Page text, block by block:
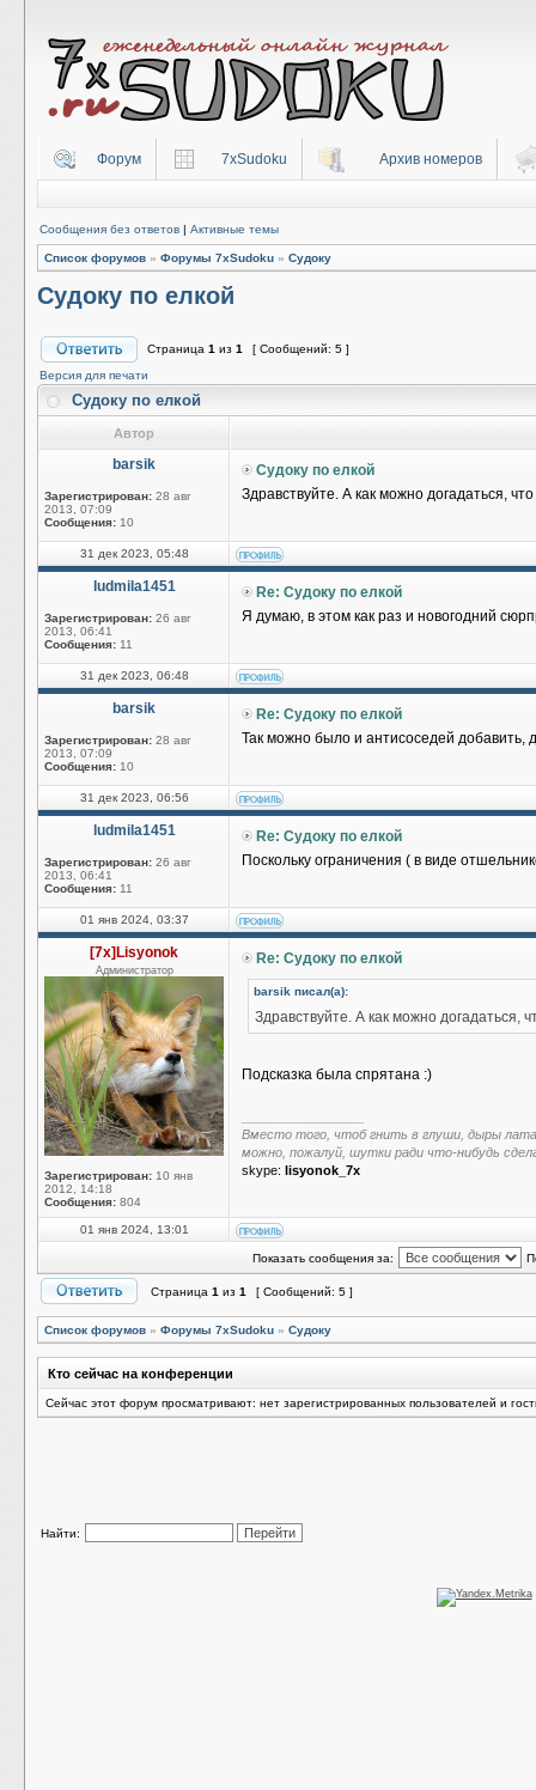
Форум 7xSudoku Архив номеров
Сообщения без ответов | Активные темы
Список форумов » Форумы 7xSudoku » Судоку
Судоку по елкой
Страница 1 из 1
[ Сообщений: 5 ]
Версия для печати
Судоку по елкой
Автор
barsik
Зарегистрирован: 28 авг
2013, 07:09
Сообщения: 10
Судоку по елкой
Здравствуйте. А как можно догадаться,
31 дек 2023, 05:48
ludmila1451
Зарегистрирован: 26 авг
2013, 06:41
Сообщения: 11
Re: Судоку по елкой
Я думаю, в этом как раз и новогодний
31 дек 2023, 06:48
barsik
Зарегистрирован: 28 авг
2013, 07:09
Сообщения: 10
Re: Судоку по елкой
Так можно было и антисоседей добавить,
31 дек 2023, 06:56
ludmila1451
Зарегистрирован: 26 авг
2013, 06:41
Сообщения: 11
Re: Судоку по елкой
Поскольку ограничения ( в виде
01 янв 2024, 03:37
[7x]Lisyonok
Администратор
Зарегистрирован: 10 янв
2012, 14:18
Сообщения: 804
Re: Судоку по елкой
barsik писал(а):
Здравствуйте. А как можно догадаться,
Подсказка была спрятана :)
Вместо того, чтоб гнить в глуши, дыры
можно, пожалуй, шутки ради что-нибудь
skype: lisyonok_7x
01 янв 2024, 13:01
Показать сообщения за:
Страница 1 из 1 [ Сообщений: 5 ]
Список форумов » Форумы 7xSudoku » Судоку
Кто сейчас на конференции
Сейчас этот форум просматривают: нет зарегистрированных пользователей и
Найти: